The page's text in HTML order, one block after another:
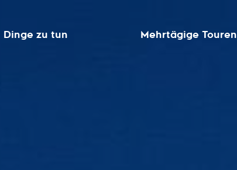
Dinge zu tun Mehrtägige Touren